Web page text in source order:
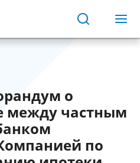
о
между частным
по